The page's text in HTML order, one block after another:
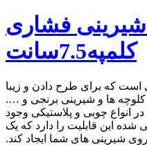
فشاری
کلمپه7.5سانت
است که برای طرح دادن و زیبا
ها و شیرینی برنجی و ….
انواع چوبی و پلاستیکی وجود
شده این قابلیت را دارد که یک
شیرینی های شما ایجاد کند.